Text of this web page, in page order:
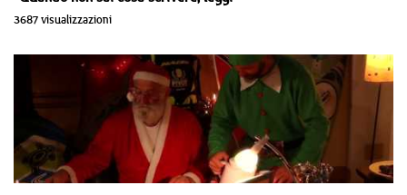
3687 visualizzazioni